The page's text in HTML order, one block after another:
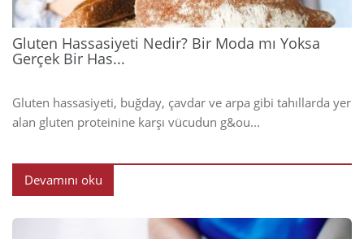
Gluten Hassasiyeti Nedir? Bir Moda mı Yoksa
Gerçek Bir Has...
Gluten hassasiyeti, buğday, çavdar ve arpa gibi tahıllarda yer
alan gluten proteinine karşı vücudun g&ou...
Devamını oku